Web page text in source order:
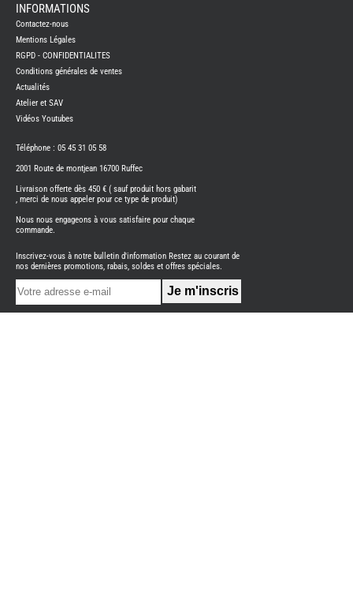
CAMPING-
BENIMAR
CAMPING-
CARADO
CAMPING-
ITINEO
CAMPING-
OCCASION
CARADO
NEUFS
FOURGON
BENIMAR
FOURGON
INFORMATIONS
Contactez-nous
Mentions Légales
RGPD - CONFIDENTIALITES
Conditions générales de ventes
Actualités
Atelier et SAV
Vidéos Youtubes
Téléphone : 05 45 31 05 58
2001 Route de montjean 16700 Ruffec
Livraison offerte dès 450 € ( sauf produit hors gabarit
, merci de nous appeler pour ce type de produit)
Nous nous engageons à vous satisfaire pour chaque
commande.
Inscrivez-vous à notre bulletin d'information Restez au courant de
nos dernières promotions, rabais, soldes et offres spéciales.